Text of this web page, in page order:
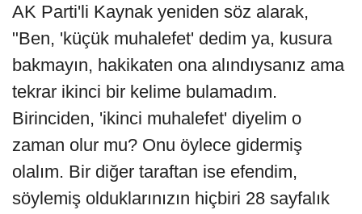
AK Parti'li Kaynak yeniden söz alarak,
"Ben, 'küçük muhalefet' dedim ya, kusura
bakmayın, hakikaten ona alındıysanız ama
tekrar ikinci bir kelime bulamadım.
Birinciden, 'ikinci muhalefet' diyelim o
zaman olur mu? Onu öylece gidermiş
olalım. Bir diğer taraftan ise efendim,
söylemiş olduklarınızın hiçbiri 28 sayfalık